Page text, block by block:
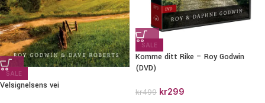
SALE
Velsignelsens vei
SALE
Komme ditt Rike – Roy Godwin
(DVD)
kr499 kr299